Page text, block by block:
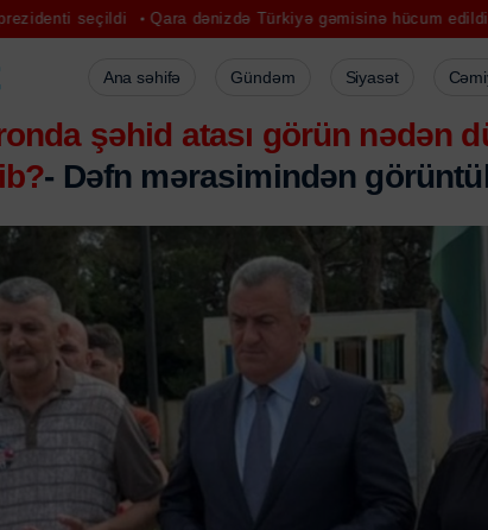
Qara dənizdə Türkiyə gəmisinə hücum edildi ABŞ-nin
Ana səhifə Gündəm Siyasət
şəhid atası görün nədən
- Dəfn mərasimindən